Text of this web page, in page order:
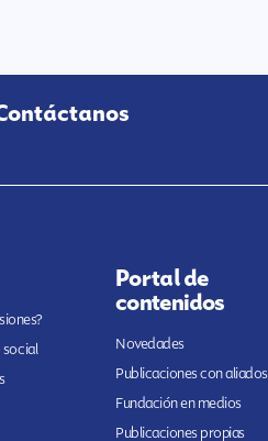
Portal de
contenidos
Novedades
Publicaciones con aliados
Fundación en medios
Publicaciones propias